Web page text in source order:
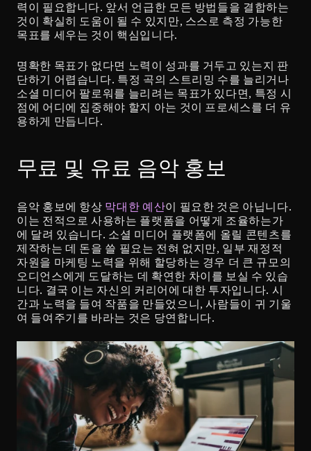
력이 필요합니다. 앞서 언급한 모든 방법들을 결합하는
것이 확실히 도움이 될 수 있지만, 스스로 측정 가능한
목표를 세우는 것이 핵심입니다.
명확한 목표가 없다면 노력이 성과를 거두고 있는지 판
단하기 어렵습니다. 특정 곡의 스트리밍 수를 늘리거나
소셜 미디어 팔로워를 늘리려는 목표가 있다면, 특정 시
점에 어디에 집중해야 할지 아는 것이 프로세스를 더 유
용하게 만듭니다.
무료 및 유료 음악 홍보
음악 홍보에 항상 막대한 예산이 필요한 것은 아닙니다.
이는 전적으로 사용하는 플랫폼을 어떻게 조율하는가
에 달려 있습니다. 소셜 미디어 플랫폼에 올릴 콘텐츠를
제작하는 데 돈을 쓸 필요는 전혀 없지만, 일부 재정적
자원을 마케팅 노력을 위해 할당하는 경우 더 큰 규모의
오디언스에게 도달하는 데 확연한 차이를 보실 수 있습
니다. 결국 이는 자신의 커리어에 대한 투자입니다. 시
간과 노력을 들여 작품을 만들었으니, 사람들이 귀 기울
여 들여주기를 바라는 것은 당연합니다.